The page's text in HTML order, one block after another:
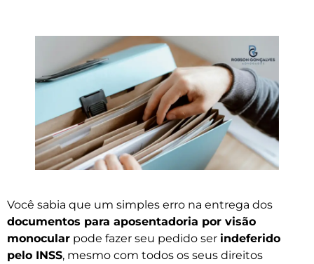
Você sabia que um simples erro na entrega dos
documentos para aposentadoria por visão
monocular pode fazer seu pedido ser indeferido
pelo INSS, mesmo com todos os seus direitos